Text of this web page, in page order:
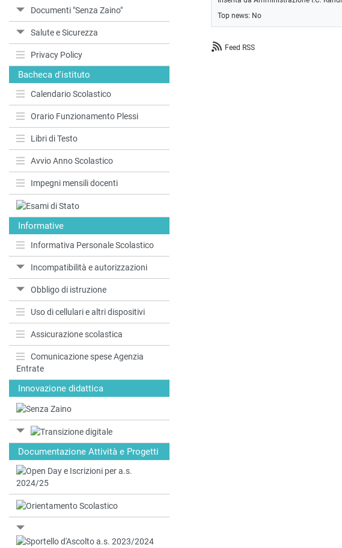
Documenti "Senza Zaino"
Salute e Sicurezza
Privacy Policy
Bacheca d'istituto
Calendario Scolastico
Orario Funzionamento Plessi
Libri di Testo
Avvio Anno Scolastico
Impegni mensili docenti
Informative
Informativa Personale Scolastico
Incompatibilità e autorizzazioni
Obbligo di istruzione
Uso di cellulari e altri dispositivi
Assicurazione scolastica
Comunicazione spese Agenzia
Entrate
Innovazione didattica
Documentazione Attività e Progetti
Top news: No
Feed RSS